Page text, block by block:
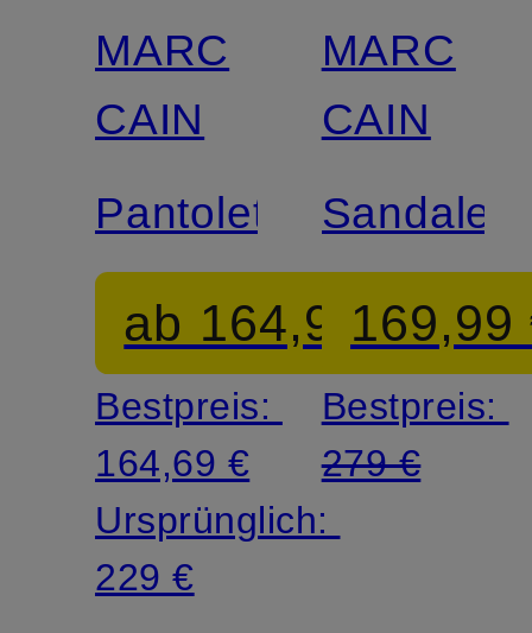
MARC
CAIN
Pantoletten
ab 164,90 €
Bestpreis:
164,69 €
Ursprünglich:
229 €
MARC
CAIN
169,99
Bestpreis:
279 €